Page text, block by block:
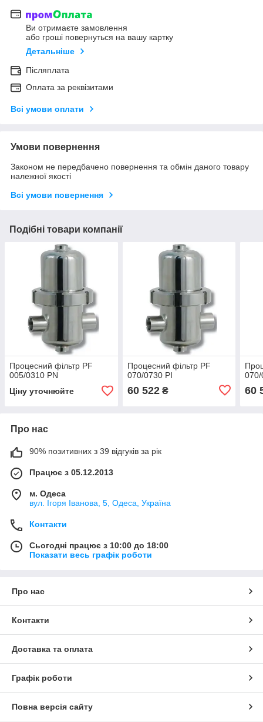
Ви отримаєте замовлення
або гроші повернуться на вашу картку
Детальніше
Післяплата
Оплата за реквізитами
Всі умови оплати
Умови повернення
Законом не передбачено повернення та обмін даного товару
належної якості
Всі умови повернення
Подібні товари компанії
Процесний фільтр PF
005/0310 PN
Ціну уточнюйте
Процесний фільтр PF
070/0730 PI
60 522₴
070/
60
Про нас
90% позитивних з 39 відгуків за рік
Працює з 05.12.2013
м. Одеса
вул. Ігоря Іванова, 5, Одеса, Україна
Контакти
Сьогодні працює з 10:00 до 18:00
Показати весь графік роботи
Про нас
Контакти
Доставка та оплата
Графік роботи
Повна версія сайту